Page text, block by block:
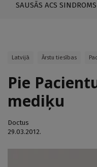
SAUSĀS ACS SINDROMS
Latvijā Ārstu tiesības
Pie
mediķu
Doctus
29.03.2012.